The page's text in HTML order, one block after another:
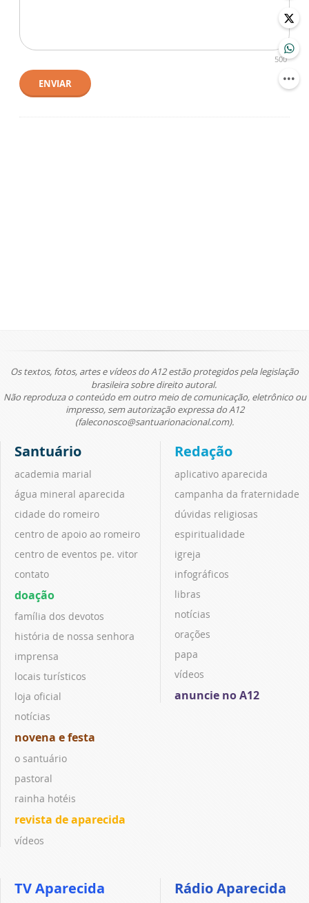
500
ENVIAR
Os textos, fotos, artes e vídeos do A12 estão protegidos pela legislação
brasileira sobre direito autoral.
Não reproduza o conteúdo em outro meio de comunicação, eletrônico ou
impresso, sem autorização expressa do A12
(faleconosco@santuarionacional.com).
Santuário
academia marial
água mineral aparecida
cidade do romeiro
centro de apoio ao romeiro
centro de eventos pe. vitor
contato
doação
família dos devotos
história de nossa senhora
imprensa
locais turísticos
loja oficial
notícias
novena e festa
o santuário
pastoral
rainha hotéis
revista de aparecida
vídeos
Redação
aplicativo aparecida
campanha da fraternidade
dúvidas religiosas
espiritualidade
igreja
infográficos
libras
notícias
orações
papa
vídeos
anuncie no A12
TV Aparecida Rádio Aparecida